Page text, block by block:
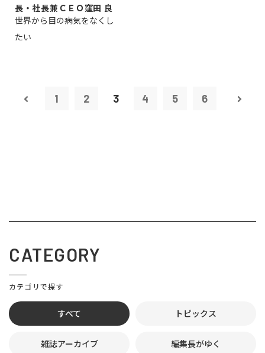
長・社長兼ＣＥＯ窪田 良
世界から目の病気をなくし
たい
1 2 3 4 5 6
CATEGORY
カテゴリで探す
すべて トピックス
雑誌アーカイブ 編集長がゆく